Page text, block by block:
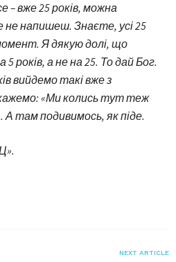
– вже 25 років, можна
не напишеш. Знаєте, усі 25
Я дякую долі, що
років, а не на 25. То дай Бог.
вийдемо такі вже з
«Ми колись тут теж
. А там подивимось, як піде.
NEXT ARTICLE